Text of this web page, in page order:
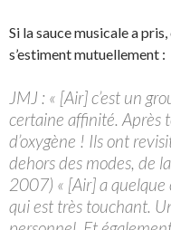
Si la sauce musicale a
s’estiment mutuellement :
JMJ : « [Air] c’est un
certaine affinité. Après
d’oxygène ! Ils ont
dehors des modes, de
2007) « [Air] a quelque
qui est très touchant.